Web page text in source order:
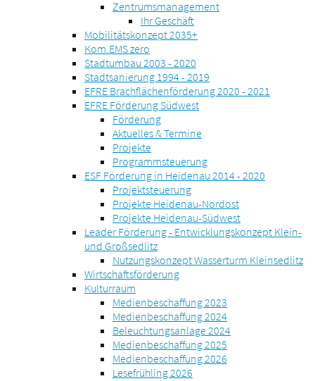
Zentrumsmanagement
Ihr Geschäft
Mobilitätskonzept 2035+
Kom.EMS zero
Stadtumbau 2003 - 2020
Stadtsanierung 1994 - 2019
EFRE Brachflächenförderung 2020 - 2021
EFRE Förderung Südwest
Förderung
Aktuelles & Termine
Projekte
Programmsteuerung
ESF Förderung in Heidenau 2014 - 2020
Projektsteuerung
Projekte Heidenau-Nordost
Projekte Heidenau-Südwest
Leader Förderung - Entwicklungskonzept Klein-
und Großsedlitz
Nutzungskonzept Wasserturm Kleinsedlitz
Wirtschaftsförderung
Kulturraum
Medienbeschaffung 2023
Medienbeschaffung 2024
Beleuchtungsanlage 2024
Medienbeschaffung 2025
Medienbeschaffung 2026
Lesefrühling 2026